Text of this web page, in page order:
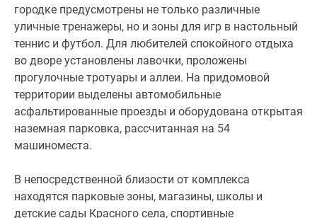
городке предусмотрены не только различные
уличные тренажеры, но и зоны для игр в настольный
теннис и футбол. Для любителей спокойного отдыха
во дворе установлены лавочки, проложены
прогулочные тротуары и аллеи. На придомовой
территории выделены автомобильные
асфальтированные проезды и оборудована открытая
наземная парковка, рассчитанная на 54
машиноместа.
В непосредственной близости от комплекса
находятся парковые зоны, магазины, школы и
детские сады Красного села, спортивные